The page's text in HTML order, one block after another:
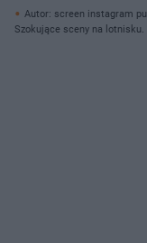
Autor: screen instagram
Szokujące sceny na